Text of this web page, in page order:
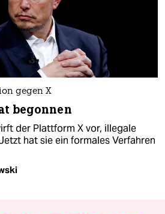
gegen X
begonnen
der Plattform X vor, illegale
hat sie ein formales Verfahren